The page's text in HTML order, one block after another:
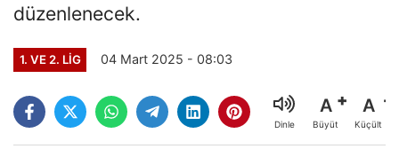
düzenlenecek.
1. VE 2. LIG 04 Mart 2025 - 08:03
Dinle
A
Büyüt
A
Küçült